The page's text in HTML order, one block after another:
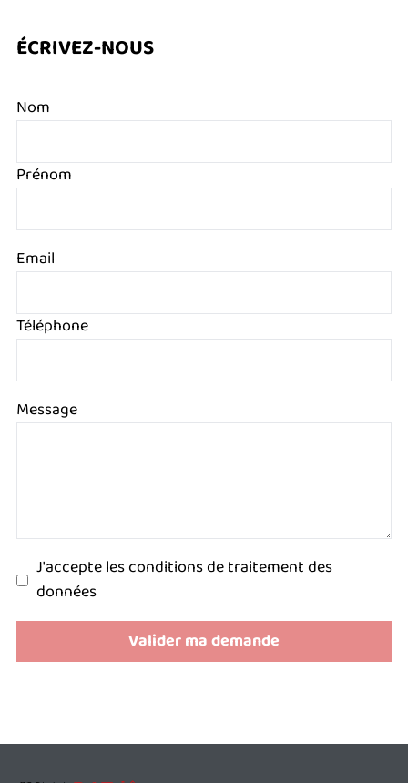
ÉCRIVEZ-NOUS
Nom
Prénom
Email
Téléphone
Message
J'accepte les conditions de traitement des
données
Valider ma demande